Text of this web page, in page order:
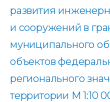
развития
и сооружений в
муниципального
объектов
регионального
территории М 1:10